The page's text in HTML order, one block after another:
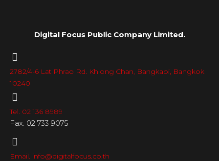
Digital Focus Public Company Limited.
2782/4-6 Lat Phrao Rd. Khlong Chan, Bangkapi, Bangkok
10240
Tel. 02 136 8989
Fax. 02 733 9075
Email. info@digitalfocus.co.th